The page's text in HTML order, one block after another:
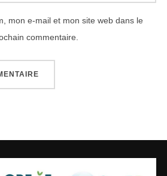
mon e-mail et mon site web dans le
commentaire.